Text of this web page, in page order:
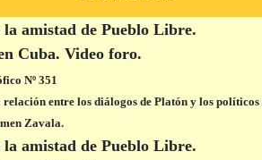
la amistad de Pueblo Libre.
Cuba. Video foro.
Nº 351
relación entre los diálogos de Platón y los políticos
Zavala.
la amistad de Pueblo Libre.